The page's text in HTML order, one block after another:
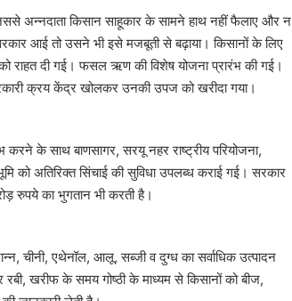
अन्नदाता किसान साहूकार के सामने हाथ नहीं फैलाए और न
आई तो उसने भी इसे मजबूती से बढ़ाया। किसानों के लिए
राहत दी गई। फसल ऋण की विशेष योजना प्रारंभ की गई।
क्रय केंद्र खोलकर उनकी उपज को खरीदा गया।
के साथ बाणसागर, सरयू नहर राष्ट्रीय परियोजना,
अतिरिक्त सिंचाई की सुविधा उपलब्ध कराई गई। सरकार
रुपये का भुगतान भी करती है।
चीनी, एथेनॉल, आलू, सब्जी व दुग्ध का सर्वाधिक उत्पादन
खरीफ के समय गोष्ठी के माध्यम से किसानों को बीज,